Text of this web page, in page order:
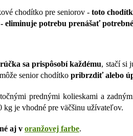
chodítko pre seniorov - toto
eliminuje potrebu prenášať
sa prispôsobí každému, stačí si
senior chodítko pribrzdiť alebo
prednými kolieskami a
kg je vhodné pre väčšinu užívateľov.
aj v oranžovej farbe.